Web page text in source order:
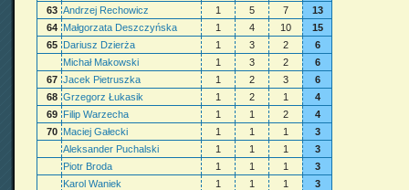
63 Andrzej Rechowicz 1 5 7
13
64 Małgorzata Deszczyńska 1 4 10
15
65 Dariusz Dzierża 1 3 2
6
Michał Makowski
1 3 2
6
67 Jacek Pietruszka 1 2 3
6
68 Grzegorz Łukasik 1 2 1
4
69 Filip Warzecha 1 1 2
4
70 Maciej Gałecki 1 1 1
3
Aleksander Puchalski
1 1 1
3
Piotr Broda
1 1 1
3
Karol Waniek
1 1 1
3